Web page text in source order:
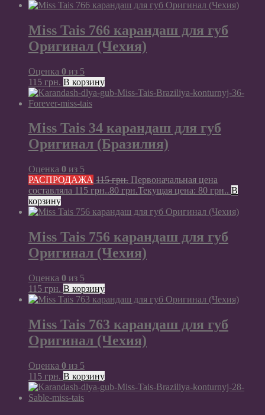
Miss Tais 766 карандаш для губ
Оригинал (Чехия)
Оценка 0 из 5
115 грн. В корзину
Miss Tais 34 карандаш для губ
Оригинал (Бразилия)
Оценка 0 из 5
РАСПРОДАЖА 115грн. Первоначальная цена
составляла 115 грн..80 грн.Текущая цена: 80 грн.. В
корзину
Miss Tais 756 карандаш для губ
Оригинал (Чехия)
Оценка 0 из 5
115 грн. В корзину
Miss Tais 763 карандаш для губ
Оригинал (Чехия)
Оценка 0 из 5
115 грн. В корзину